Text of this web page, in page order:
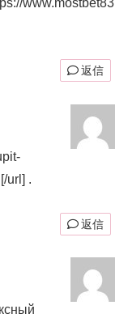
www.mostbet83
返信
url] .
返信